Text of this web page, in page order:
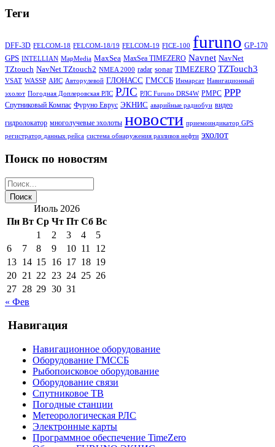
Теги
DFF-3D FELCOM-18 FELCOM-18/19 FELCOM-19 FICE-100 furuno GP-170
GPS INTELLIAN MapMedia MaxSea MaxSea TIMEZERO Navnet NavNet
TZtouch NavNet TZtouch2 NMEA 2000 radar sonar TIMEZERO TZTouch3
VSAT WASSP АИС Авторулевой ГЛОНАСС ГМССБ Инмарсат Навигационный
эхолот Погодная Доплеровская РЛС РЛС РЛС Furuno DRS4W РМРС РРР
Спутниковый Компас Фуруно Еврус ЭКНИС аварийные радиобуи видео
гидролокатор многолучевые эхолоты новости приемоиндикатор GPS
регистратор данных рейса система обнаружения разливов нефти эхолот
Поиск по новостям
Июль 2026
Пн Вт Ср Чт Пт Сб Вс
1
2 3 4
5
6
7 8 9 10 11
12
13 14 15 16 17 18 19
20 21 22 23 24 25 26
27 28 29 30 31
« Фев
Навигация
Навигационное оборудование
Оборудование ГМССБ
Рыбопоисковое оборудование
Оборудование связи
Спутниковое ТВ
Погодные станции
Метеорологическая РЛС
Электронные карты
Программное обеспечение TimeZero